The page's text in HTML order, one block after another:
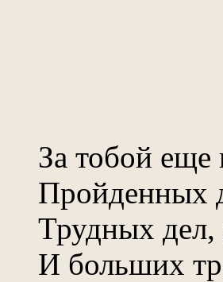
За тобой еще
Пройденных
Трудных дел,
И больших